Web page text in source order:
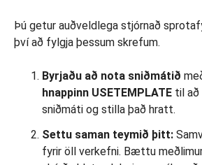
Þú getur auðveldlega stjórnað
því að fylgja þessum skrefum.
Byrjaðu að nota sniðmátið
hnappinn USETEMPLATE til að
sniðmáti og stilla það hratt.
Settu saman teymið þitt:
fyrir öll verkefni. Bættu